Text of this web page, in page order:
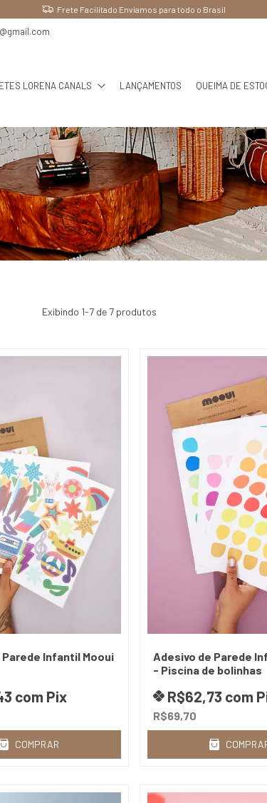
Frete Facilitado Enviamos para todo o Brasil
LORENA CANALS LANÇAMENTOS QUEIMA DE
Exibindo 1-7 de 7 produtos
Infantil Mooui
com Pix
COMPRAR
Adesivo de Parede
- Piscina de bolinhas
R$69,70
R$62,73 com